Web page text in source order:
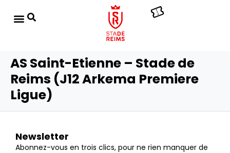
AS Saint-Etienne – Stade de
Reims (J12 Arkema Premiere
Ligue)
Newsletter
Abonnez-vous en trois clics, pour ne rien manquer de